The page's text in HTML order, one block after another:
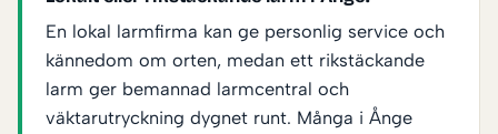
En lokal larmfirma kan ge personlig service och
kännedom om orten, medan ett rikstäckande
larm ger bemannad larmcentral och
väktarutryckning dygnet runt. Många i Ånge